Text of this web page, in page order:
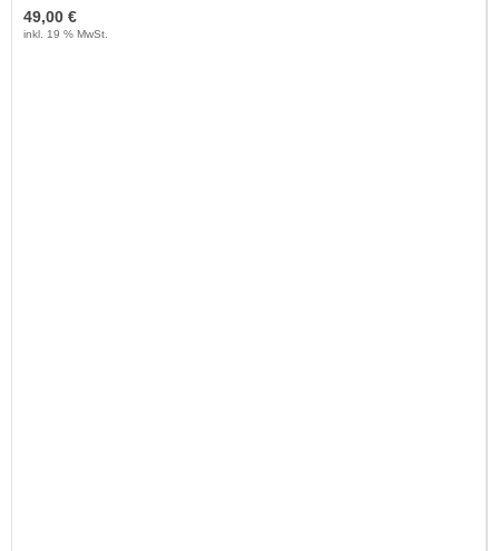
49,00 €
inkl. 19 % MwSt.